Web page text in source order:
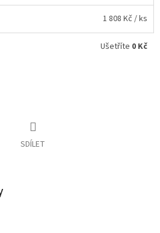
1 808 Kč / ks
Ušetříte 0 Kč
SDÍLET